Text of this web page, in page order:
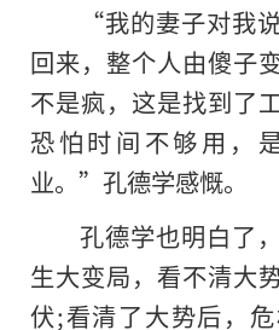
“我的妻子对我
回来，整个人由傻子
不是疯，这是找到了
恐怕时间不够用，
业。”孔德学感慨。
孔德学也明白了
生大变局，看不清大
伏;看清了大势后，